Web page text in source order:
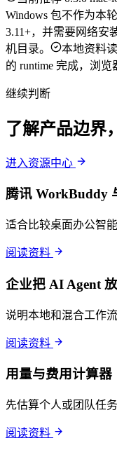
Windows 包不作为本
3.11+，并需要网络安
机目录。
本地资料
的 runtime 完成，浏览
继续判断
了解产品边界
进入资源中心
腾讯 WorkBuddy
适合比较桌面办公智
阅读资料
企业把 AI Agent
说明本地和混合工作
阅读资料
用量与费用计算器
先估算个人或团队任
阅读资料